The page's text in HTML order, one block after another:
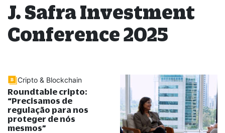
J. Safra Investment
Conference 2025
Cripto & Blockchain
Roundtable cripto:
“Precisamos de
regulação para nos
proteger de nós
mesmos”